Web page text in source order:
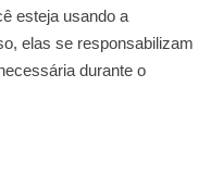
esteja usando a
elas se responsabilizam
durante o